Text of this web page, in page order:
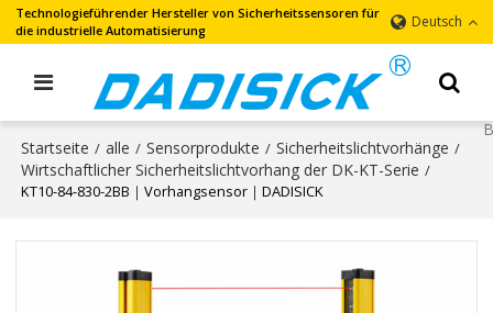
Technologieführender Hersteller von Sicherheitssensoren für
die industrielle Automatisierung
Deutsch
Startseite / alle / Sensorprodukte / Sicherheitslichtvorhänge /
Wirtschaftlicher Sicherheitslichtvorhang der DK-KT-Serie /
KT10-84-830-2BB｜Vorhangsensor｜DADISICK